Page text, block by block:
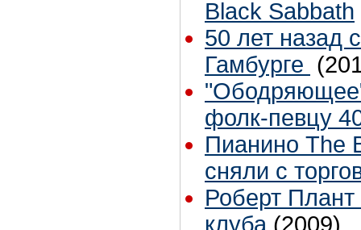
Black Sabbath
50 лет назад
Гамбурге
фолк-певцу
Пианино The
сняли с
Роберт
клуба (2009)